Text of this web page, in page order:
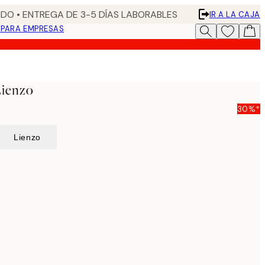
• ENTREGA DE 3-5 DÍAS LABORABLES
IR A LA CAJA
PARA EMPRESAS
30%*
Lienzo